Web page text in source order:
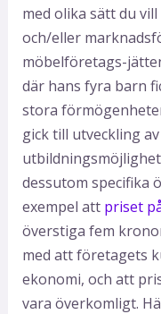
med olika sätt du
och/eller
möbelföretags-
där hans fyra barn
stora
gick till utveckling
dessutom specifika
exempel att priset
överstiga fem
med att företagets
ekonomi, och att
vara överkomligt.